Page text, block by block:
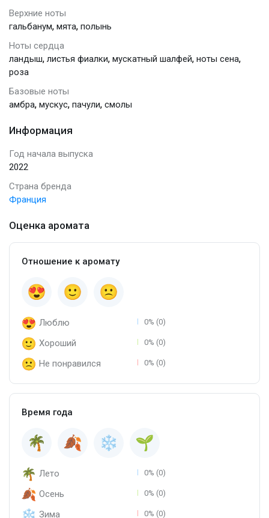
Верхние ноты
гальбанум, мята, полынь
Ноты сердца
ландыш, листья фиалки, мускатный шалфей, ноты сена,
роза
Базовые ноты
амбра, мускус, пачули, смолы
Информация
Год начала выпуска
2022
Страна бренда
Франция
Оценка аромата
Отношение к аромату
Люблю 0% (0)
Хороший 0% (0)
Не понравился 0% (0)
Время года
Лето 0% (0)
Осень 0% (0)
Зима 0% (0)